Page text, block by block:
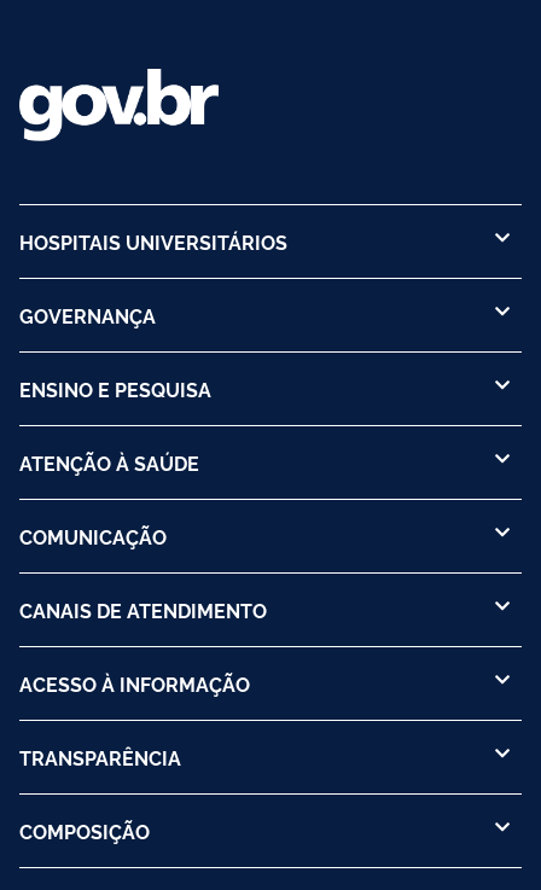
HOSPITAIS UNIVERSITÁRIOS
GOVERNANÇA
ENSINO E PESQUISA
ATENÇÃO À SAÚDE
COMUNICAÇÃO
CANAIS DE ATENDIMENTO
ACESSO À INFORMAÇÃO
TRANSPARÊNCIA
COMPOSIÇÃO